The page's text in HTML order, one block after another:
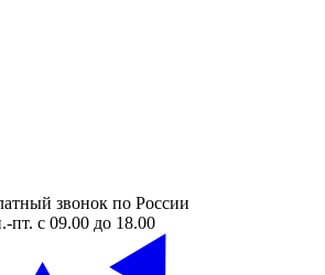
звонок по России
пт. с 09.00 до 18.00